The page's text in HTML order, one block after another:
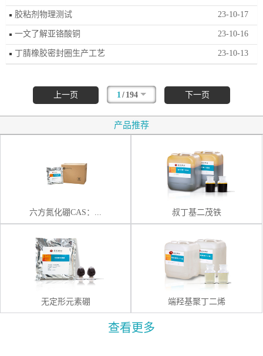
胶粘剂物理测试 23-10-17
一文了解亚铬酸铜 23-10-16
丁腈橡胶密封圈生产工艺 23-10-13
上一页 1 / 194 下一页
产品推荐
六方氮化硼CAS：... 叔丁基二茂铁
无定形元素硼 端羟基聚丁二烯
查看更多